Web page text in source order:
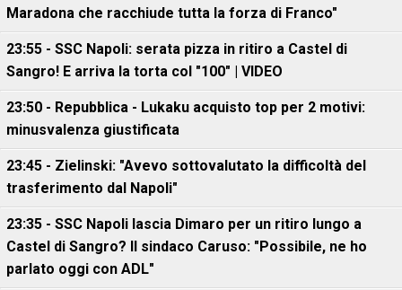
Maradona che racchiude tutta la forza di Franco"
23:55 - SSC Napoli: serata pizza in ritiro a Castel di
Sangro! E arriva la torta col "100" | VIDEO
23:50 - Repubblica - Lukaku acquisto top per 2 motivi:
minusvalenza giustificata
23:45 - Zielinski: "Avevo sottovalutato la difficoltà del
trasferimento dal Napoli"
23:35 - SSC Napoli lascia Dimaro per un ritiro lungo a
Castel di Sangro? Il sindaco Caruso: "Possibile, ne ho
parlato oggi con ADL"